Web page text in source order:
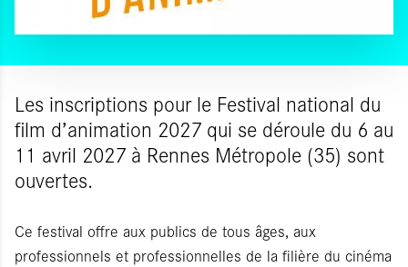
Les inscriptions pour le Festival national du
film d’animation 2027 qui se déroule du 6 au
11 avril 2027 à Rennes Métropole (35) sont
ouvertes.
Ce festival offre aux publics de tous âges, aux
professionnels et professionnelles de la filière du cinéma